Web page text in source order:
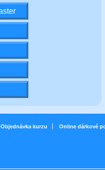
Objednávka kurzu Online dárkové